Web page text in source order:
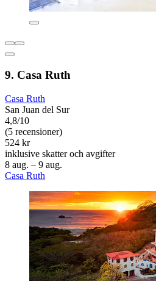
9. Casa Ruth
Casa Ruth
San Juan del Sur
4,8/10
(5 recensioner)
524 kr
inklusive skatter och avgifter
8 aug. – 9 aug.
Casa Ruth